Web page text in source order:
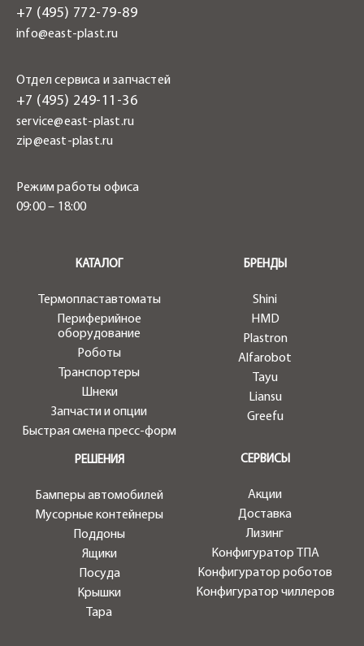
+7 (495) 772-79-89
info@east-plast.ru
Отдел сервиса и запчастей
+7 (495) 249-11-36
service@east-plast.ru
zip@east-plast.ru
Режим работы офиса
09:00 – 18:00
КАТАЛОГ
Термопластавтоматы
Периферийное
оборудование
Роботы
Транспортеры
Шнеки
Запчасти и опции
Быстрая смена пресс-форм
БРЕНДЫ
Shini
HMD
Plastron
Alfarobot
Tayu
Liansu
Greefu
СЕРВИСЫ
Акции
Доставка
Лизинг
Конфигуратор ТПА
Конфигуратор роботов
Конфигуратор чиллеров
РЕШЕНИЯ
Бамперы автомобилей
Мусорные контейнеры
Поддоны
Ящики
Посуда
Крышки
Тара